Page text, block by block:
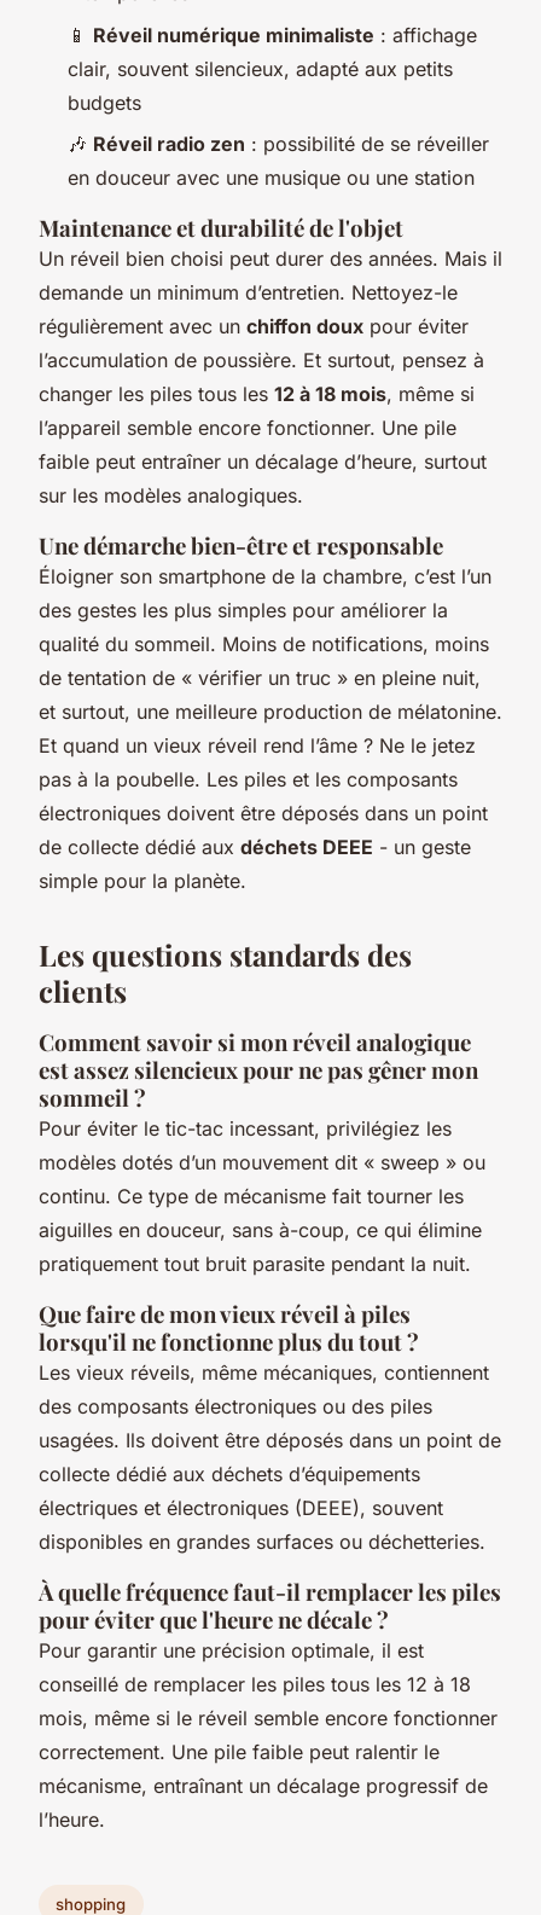
📱 Réveil numérique minimaliste : affichage
clair, souvent silencieux, adapté aux petits
budgets
🎶 Réveil radio zen : possibilité de se réveiller
en douceur avec une musique ou une station
Maintenance et durabilité de l'objet
Un réveil bien choisi peut durer des années. Mais il
demande un minimum d’entretien. Nettoyez-le
régulièrement avec un chiffon doux pour éviter
l’accumulation de poussière. Et surtout, pensez à
changer les piles tous les 12 à 18 mois, même si
l’appareil semble encore fonctionner. Une pile
faible peut entraîner un décalage d’heure, surtout
sur les modèles analogiques.
Une démarche bien-être et responsable
Éloigner son smartphone de la chambre, c’est l’un
des gestes les plus simples pour améliorer la
qualité du sommeil. Moins de notifications, moins
de tentation de « vérifier un truc » en pleine nuit,
et surtout, une meilleure production de mélatonine.
Et quand un vieux réveil rend l’âme ? Ne le jetez
pas à la poubelle. Les piles et les composants
électroniques doivent être déposés dans un point
de collecte dédié aux déchets DEEE - un geste
simple pour la planète.
Les questions standards des
clients
Comment savoir si mon réveil analogique
est assez silencieux pour ne pas gêner mon
sommeil ?
Pour éviter le tic-tac incessant, privilégiez les
modèles dotés d’un mouvement dit « sweep » ou
continu. Ce type de mécanisme fait tourner les
aiguilles en douceur, sans à-coup, ce qui élimine
pratiquement tout bruit parasite pendant la nuit.
Que faire de mon vieux réveil à piles
lorsqu'il ne fonctionne plus du tout ?
Les vieux réveils, même mécaniques, contiennent
des composants électroniques ou des piles
usagées. Ils doivent être déposés dans un point de
collecte dédié aux déchets d’équipements
électriques et électroniques (DEEE), souvent
disponibles en grandes surfaces ou déchetteries.
À quelle fréquence faut-il remplacer les piles
pour éviter que l'heure ne décale ?
Pour garantir une précision optimale, il est
conseillé de remplacer les piles tous les 12 à 18
mois, même si le réveil semble encore fonctionner
correctement. Une pile faible peut ralentir le
mécanisme, entraînant un décalage progressif de
l’heure.
shopping